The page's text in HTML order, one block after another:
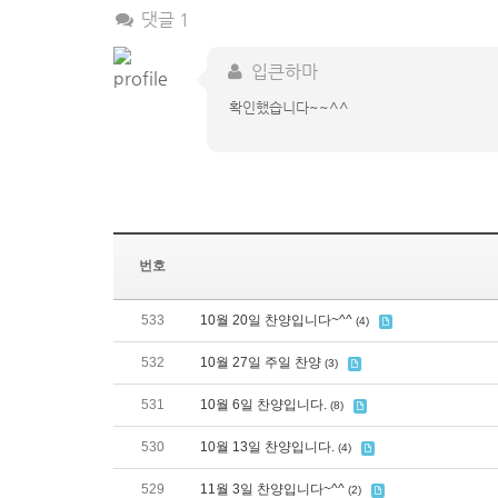
댓글 1
입큰하마
확인했습니다~~^^
번호
533 10월 20일 찬양입니다~^^ (4)
532 10월 27일 주일 찬양 (3)
531 10월 6일 찬양입니다. (8)
530 10월 13일 찬양입니다. (4)
529 11월 3일 찬양입니다~^^ (2)